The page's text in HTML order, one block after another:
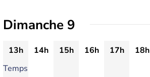
Dimanche 9
13h 14h 15h 16h 17h 18h
Temps